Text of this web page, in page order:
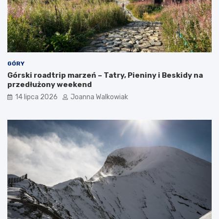
GÓRY
Górski roadtrip marzeń – Tatry, Pieniny i Beskidy na
przedłużony weekend
14 lipca 2026 Joanna Walkowiak